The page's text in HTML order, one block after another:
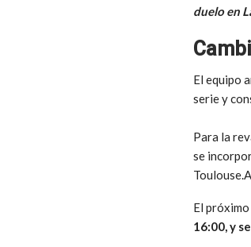
duelo en
El equipo
serie y
Para la
se
El
16:00, y